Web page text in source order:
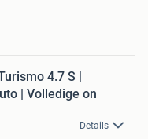
4.7 S |
| Volledige on
Details